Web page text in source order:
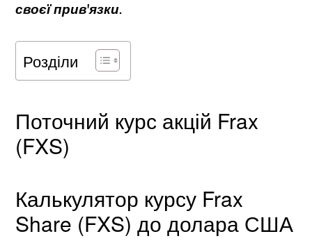
своєї прив'язки.
Розділи
Поточний курс акцій Frax
(FXS)
Калькулятор курсу Frax
Share (FXS) до долара США